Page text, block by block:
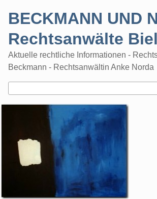
BECKMANN UND
Rechtsanwälte
Aktuelle rechtliche Informationen -
Beckmann - Rechtsanwältin Anke Norda